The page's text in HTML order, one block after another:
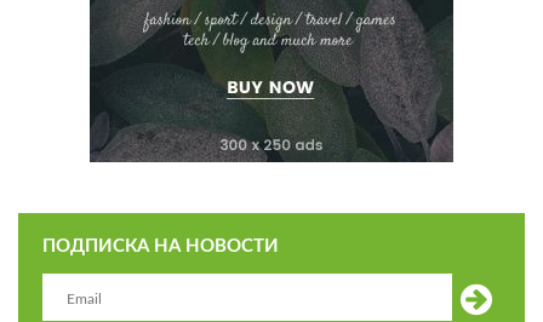
ПОДПИСКА НА НОВОСТИ